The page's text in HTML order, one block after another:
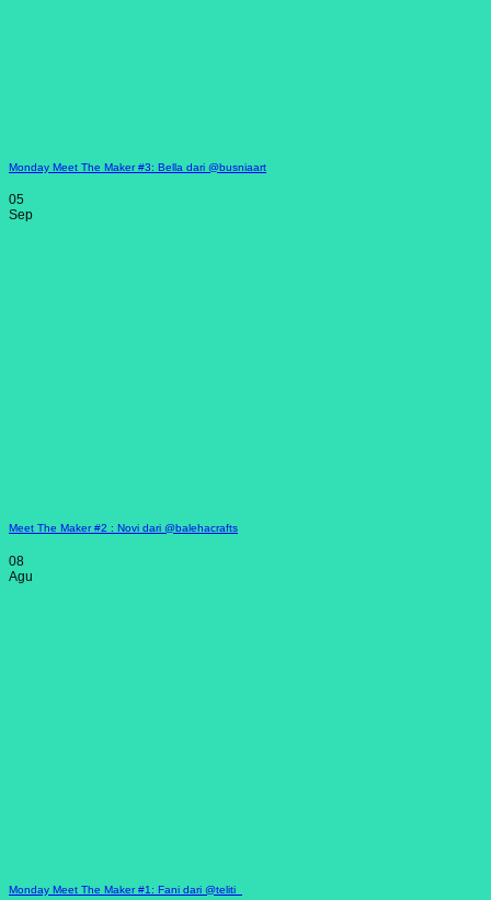
Monday Meet The Maker #3: Bella dari @busniaart
05
Sep
Meet The Maker #2 : Novi dari @balehacrafts
08
Agu
Monday Meet The Maker #1: Fani dari @teliti_